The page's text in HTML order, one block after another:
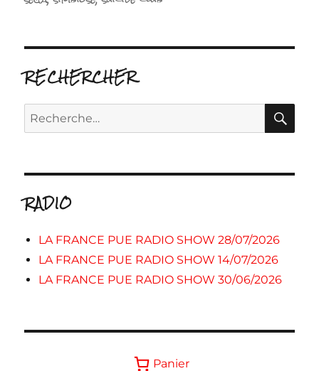
RECHERCHER
Recherche
pour :
RADIO
LA FRANCE PUE RADIO SHOW 28/07/2026
LA FRANCE PUE RADIO SHOW 14/07/2026
LA FRANCE PUE RADIO SHOW 30/06/2026
Panier